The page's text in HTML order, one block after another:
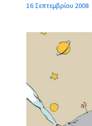
16 Σεπτεμβρίου 2008